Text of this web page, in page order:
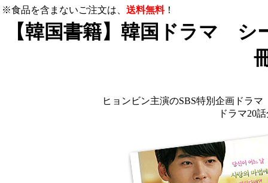
※食品を含まないご注文は、 送料無料！
【韓国書籍】韓国ドラマ
ヒョンビン主演のSBS特別企画ドラ
ドラマ20